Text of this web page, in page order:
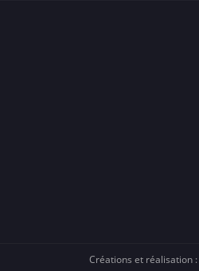
Créations et réalisation :